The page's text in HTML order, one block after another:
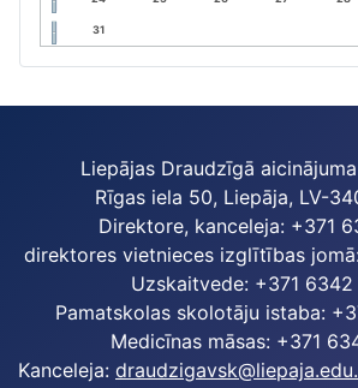
31
Liepājas Draudzīgā
Rīgas iela 50, Liepāja, LV-
Direktore, kanceleja: +371
direktores vietnieces izglītības
Uzskaitvede: +371
Pamatskolas skolotāju istaba:
Medicīnas māsas: +371
Kanceleja: